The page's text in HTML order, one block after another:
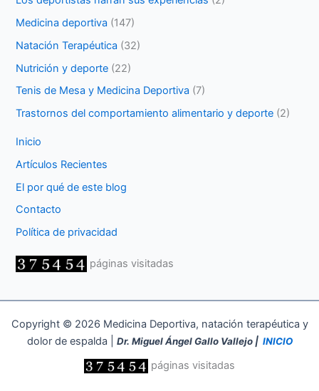
Medicina deportiva (147)
Natación Terapéutica (32)
Nutrición y deporte (22)
Tenis de Mesa y Medicina Deportiva (7)
Trastornos del comportamiento alimentario y deporte (2)
Inicio
Artículos Recientes
El por qué de este blog
Contacto
Política de privacidad
páginas visitadas
Copyright © 2026 Medicina Deportiva, natación terapéutica y
dolor de espalda | Dr. Miguel Ángel Gallo Vallejo | INICIO
páginas visitadas